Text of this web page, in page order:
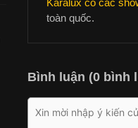
Karalux có các
toàn quốc.
Bình luận (0 bình